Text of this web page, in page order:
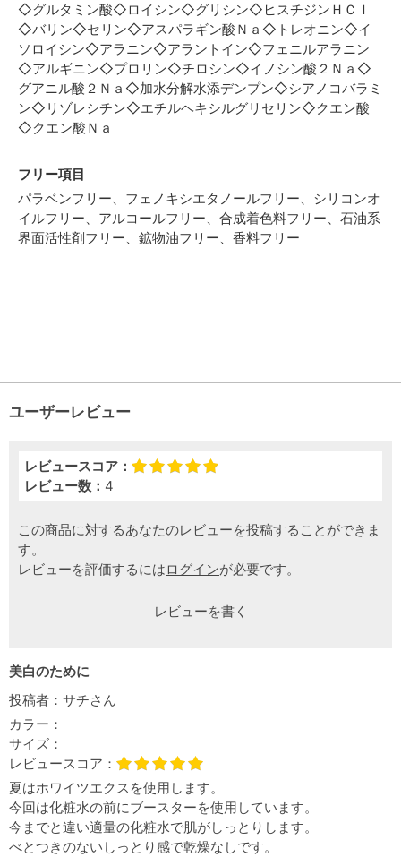
◇グルタミン酸◇ロイシン◇グリシン◇ヒスチジンＨＣｌ
◇バリン◇セリン◇アスパラギン酸Ｎａ◇トレオニン◇イ
ソロイシン◇アラニン◇アラントイン◇フェニルアラニン
◇アルギニン◇プロリン◇チロシン◇イノシン酸２Ｎａ◇
グアニル酸２Ｎａ◇加水分解水添デンプン◇シアノコバラミ
ン◇リゾレシチン◇エチルヘキシルグリセリン◇クエン酸
◇クエン酸Ｎａ
フリー項目
パラベンフリー、フェノキシエタノールフリー、シリコンオ
イルフリー、アルコールフリー、合成着色料フリー、石油系
界面活性剤フリー、鉱物油フリー、香料フリー
ユーザーレビュー
レビュースコア：
レビュー数： 4
この商品に対するあなたのレビューを投稿することができま
す。
レビューを評価するにはログインが必要です。
レビューを書く
美白のために
投稿者： サチさん
カラー：
サイズ：
レビュースコア：
夏はホワイツエクスを使用します。
今回は化粧水の前にブースターを使用しています。
今までと違い適量の化粧水で肌がしっとりします。
べとつきのないしっとり感で乾燥なしです。